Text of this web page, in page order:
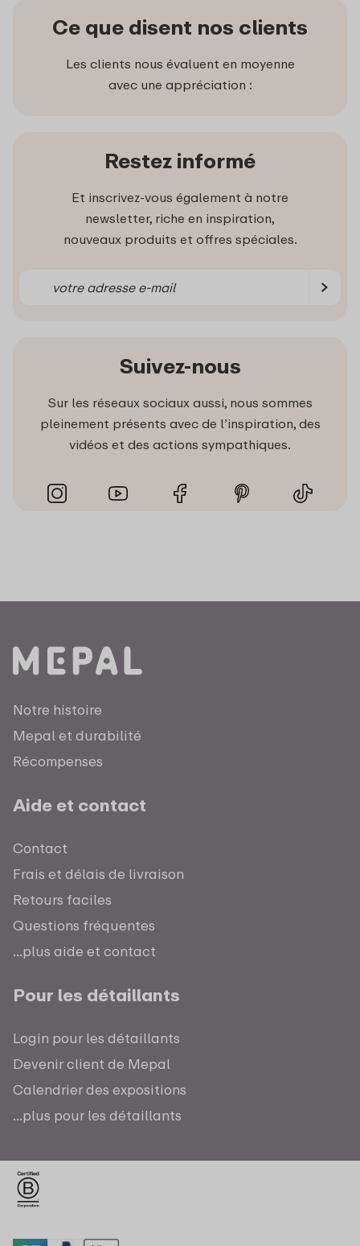
Ce que disent nos clients
Les clients nous évaluent en moyenne
avec une appréciation :
Restez informé
Et inscrivez-vous également à notre
newsletter, riche en inspiration,
nouveaux produits et offres spéciales.
Suivez-nous
Sur les réseaux sociaux aussi, nous sommes
pleinement présents avec de l’inspiration, des
vidéos et des actions sympathiques.
Notre histoire
Mepal et durabilité
Récompenses
Aide et contact
Contact
Frais et délais de livraison
Retours faciles
Questions fréquentes
...plus aide et contact
Pour les détaillants
Login pour les détaillants
Devenir client de Mepal
Calendrier des expositions
...plus pour les détaillants